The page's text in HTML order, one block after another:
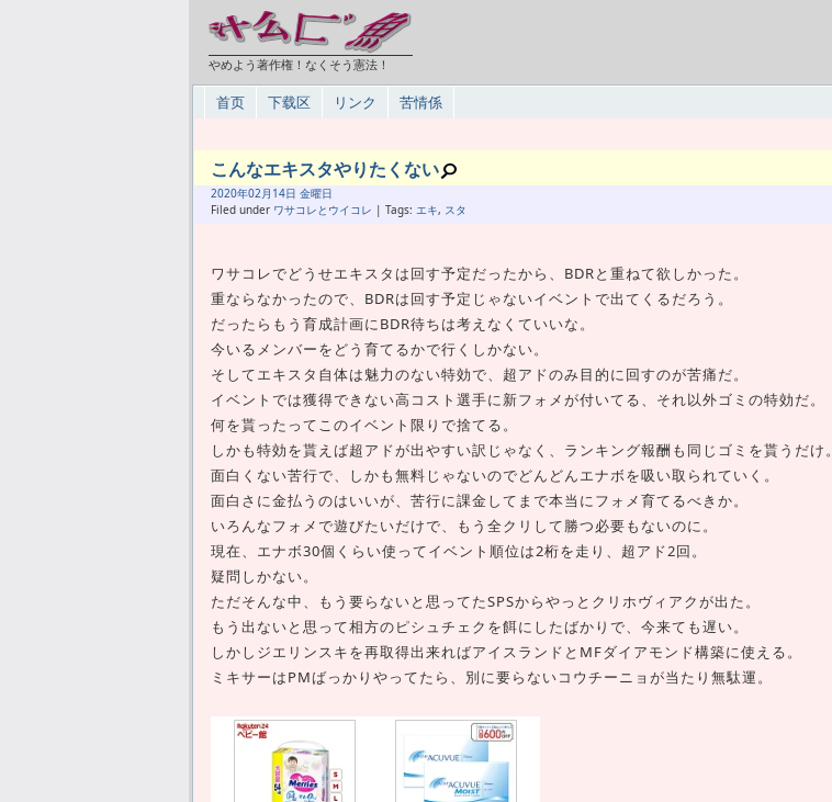
やめよう著作権！なくそう憲法！
首页 下载区 リンク 苦情係
こんなエキスタやりたくない
2020年02月 14日 金曜日
Filed under ワサコレとウイコレ | Tags: エキ, スタ
ワサコレでどうせエキスタは回す予定だったから、BDRと重ねて欲しかった。
重ならなかったので、BDRは回す予定じゃないイベントで出てくるだろう。
だったらもう育成計画にBDR待ちは考えなくていいな。
今いるメンバーをどう育てるかで行くしかない。
そしてエキスタ自体は魅力のない特効で、超アドのみ目的に回すのが苦痛だ。
イベントでは獲得できない高コスト選手に新フォメが付いてる、それ以外ゴミの特効だ。
何を貰ったってこのイベント限りで捨てる。
しかも特効を貰えば超アドが出やすい訳じゃなく、ランキング報酬も同じゴミを貰うだけ。
面白くない苦行で、しかも無料じゃないのでどんどんエナボを吸い取られていく。
面白さに金払うのはいいが、苦行に課金してまで本当にフォメ育てるべきか。
いろんなフォメで遊びたいだけで、もう全クリして勝つ必要もないのに。
現在、エナボ30個くらい使ってイベント順位は2桁を走り、超アド2回。
疑問しかない。
ただそんな中、もう要らないと思ってたSPSからやっとクリホヴィアクが出た。
もう出ないと思って相方のピシュチェクを餌にしたばかりで、今来ても遅い。
しかしジエリンスキを再取得出来ればアイスランドとMFダイアモンド構築に使える。
ミキサーはPMばっかりやってたら、別に要らないコウチーニョが当たり無駄運。